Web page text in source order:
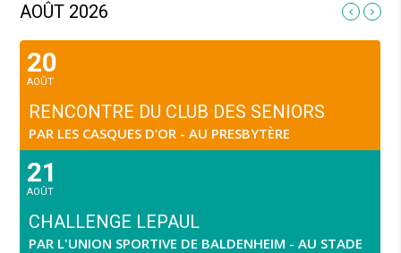
AOÛT 2026
20
AOÛT
RENCONTRE DU CLUB DES SENIORS
PAR LES CASQUES D’OR - AU PRESBYTÈRE
21
AOÛT
CHALLENGE LEPAUL
PAR L'UNION SPORTIVE DE BALDENHEIM - AU STADE